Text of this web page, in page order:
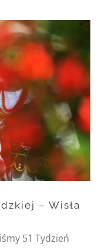
access
null in
– Wisła
51 Tydzień